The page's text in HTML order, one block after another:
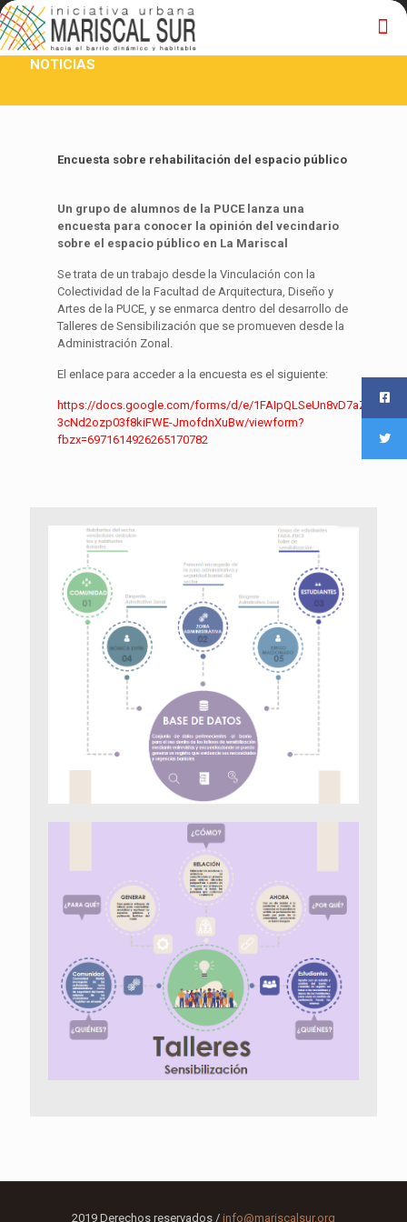
NOTICIAS
Encuesta sobre rehabilitación del espacio público
Un grupo de alumnos de la PUCE lanza una
encuesta para conocer la opinión del vecindario
sobre el espacio público en La Mariscal
Se trata de un trabajo desde la Vinculación con la
Colectividad de la Facultad de Arquitectura, Diseño y
Artes de la PUCE, y se enmarca dentro del desarrollo de
Talleres de Sensibilización que se promueven desde la
Administración Zonal.
El enlace para acceder a la encuesta es el siguiente:
https://docs.google.com/forms/d/e/
3cNd2ozp03f8kiFWE-JmofdnXuBw/viewform?
fbzx=6971614926265170782
2019 Derechos reservados / info@mariscalsur.org